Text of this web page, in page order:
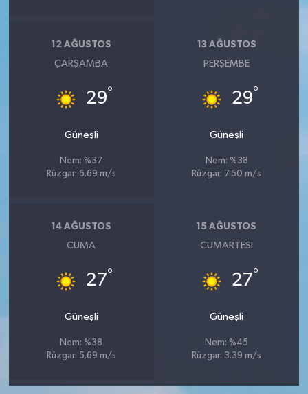
12 AĞUSTOS
ÇARŞAMBA
29°
Güneşli
Nem: %37
Rüzgar: 6.69 m/s
13 AĞUSTOS
PERŞEMBE
29°
Güneşli
Nem: %38
Rüzgar: 7.50 m/s
14 AĞUSTOS
CUMA
27°
Güneşli
Nem: %38
Rüzgar: 5.69 m/s
15 AĞUSTOS
CUMARTESI
27°
Güneşli
Nem: %45
Rüzgar: 3.39 m/s